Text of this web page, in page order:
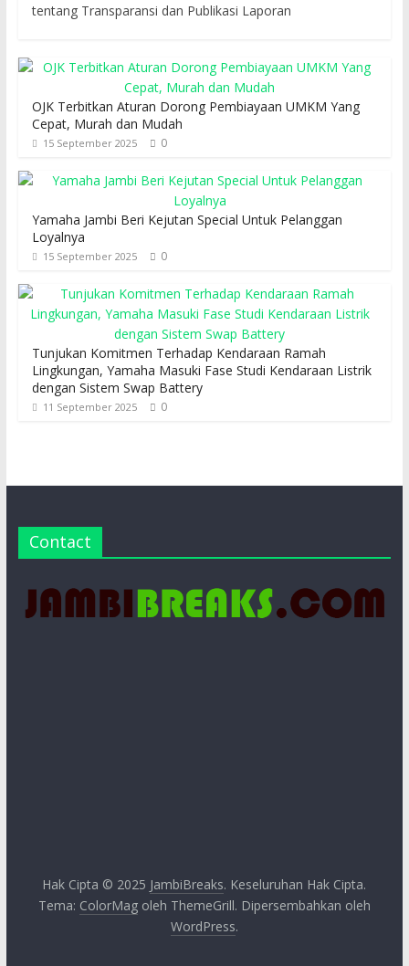
tentang Transparansi dan Publikasi Laporan
OJK Terbitkan Aturan Dorong Pembiayaan UMKM Yang
Cepat, Murah dan Mudah
15 September 2025 0
Yamaha Jambi Beri Kejutan Special Untuk Pelanggan
Loyalnya
15 September 2025 0
Tunjukan Komitmen Terhadap Kendaraan Ramah
Lingkungan, Yamaha Masuki Fase Studi Kendaraan Listrik
dengan Sistem Swap Battery
11 September 2025 0
Contact
Hak Cipta © 2025 JambiBreaks. Keseluruhan Hak Cipta.
Tema: ColorMagoleh ThemeGrill. Dipersembahkan oleh
WordPress.